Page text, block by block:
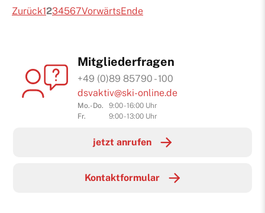
Zurück1234567VorwärtsEnde
Mitgliederfragen
+49 (0)89 85790 - 100
dsvaktiv@ski-online.de
Mo.-Do.
9:00 - 16:00 Uhr
Fr.
9:00 - 13:00 Uhr
jetzt anrufen
Kontaktformular